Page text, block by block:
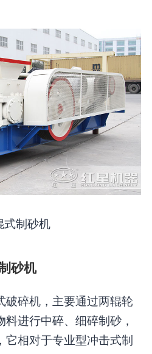
式制砂机
砂机
破碎机，主要通过两辊轮
进行中碎、细碎制砂，
它相对于专业型冲击式制